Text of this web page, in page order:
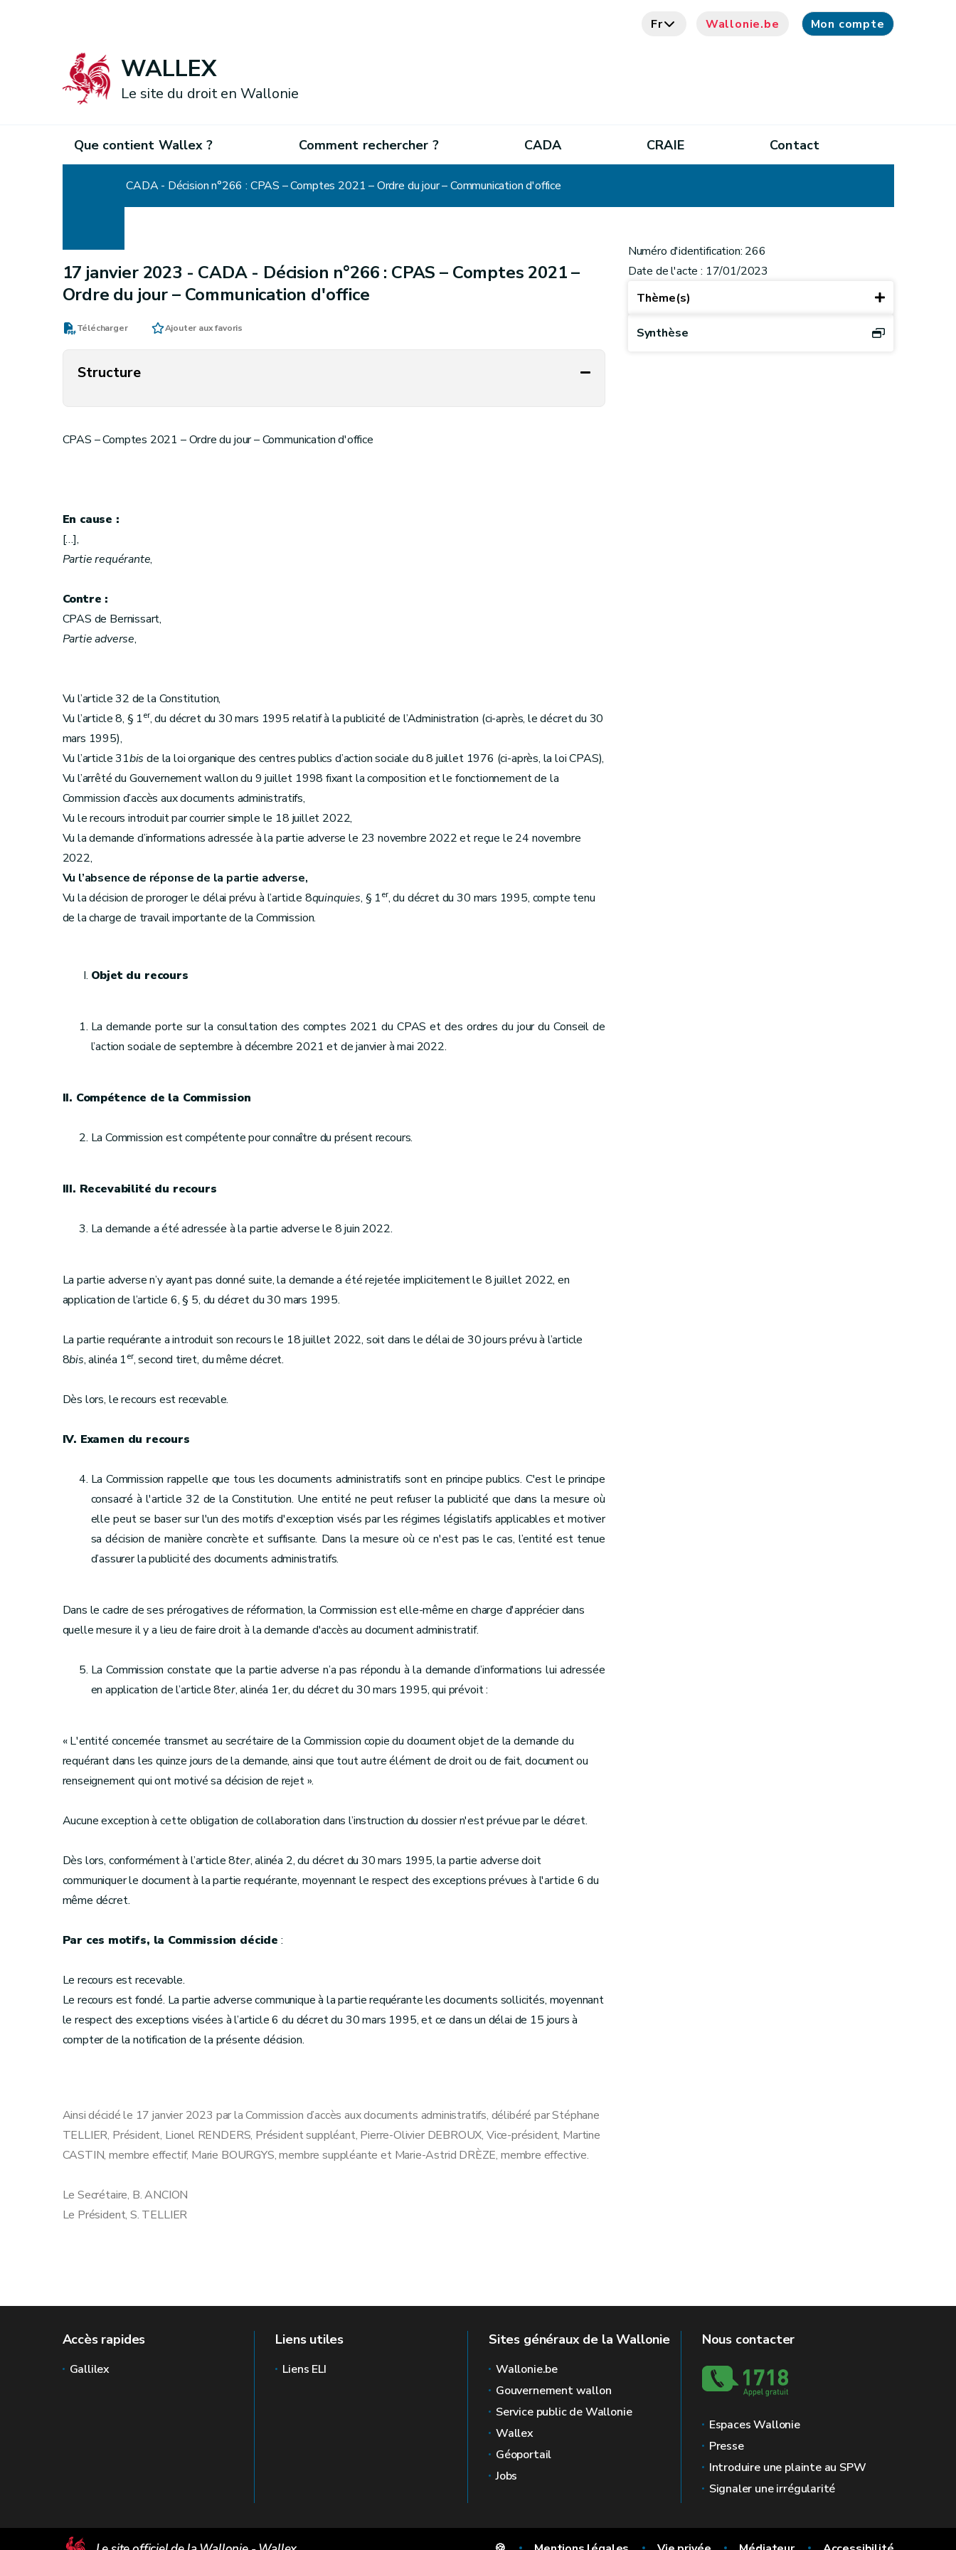
Fr Wallonie.be Mon compte
WALLEX
Le site du droit en Wallonie
Que contient Wallex ? Comment rechercher ? CADA CRAIE Contact
CADA - Décision n°266 : CPAS – Comptes 2021 – Ordre du jour – Communication d'office
17 janvier 2023 - CADA - Décision n°266 : CPAS – Comptes 2021 –
Ordre du jour – Communication d'office
Télécharger Ajouter aux favoris
Structure
CPAS – Comptes 2021 – Ordre du jour – Communication d'office
En cause :
[…],
Partie requérante,
Contre :
CPAS de Bernissart,
Partie adverse,
Vu l’article 32 de la Constitution,
Vu l’article 8, § 1er, du décret du 30 mars 1995 relatif à la publicité de l’Administration (ci-après, le décret du 30
mars 1995),
Vu l’article 31bis de la loi organique des centres publics d’action sociale du 8 juillet 1976 (ci-après, la loi CPAS),
Vu l’arrêté du Gouvernement wallon du 9 juillet 1998 fixant la composition et le fonctionnement de la
Commission d’accès aux documents administratifs,
Vu le recours introduit par courrier simple le 18 juillet 2022,
Vu la demande d’informations adressée à la partie adverse le 23 novembre 2022 et reçue le 24 novembre
2022,
Vu l’absence de réponse de la partie adverse,
Vu la décision de proroger le délai prévu à l’article 8quinquies, § 1er, du décret du 30 mars 1995, compte tenu
de la charge de travail importante de la Commission.
Objet du recours
La demande porte sur la consultation des comptes 2021 du CPAS et des ordres du jour du Conseil de
l’action sociale de septembre à décembre 2021 et de janvier à mai 2022.
II. Compétence de la Commission
La Commission est compétente pour connaître du présent recours.
III. Recevabilité du recours
La demande a été adressée à la partie adverse le 8 juin 2022.
La partie adverse n’y ayant pas donné suite, la demande a été rejetée implicitement le 8 juillet 2022, en
application de l’article 6, § 5, du décret du 30 mars 1995.
La partie requérante a introduit son recours le 18 juillet 2022, soit dans le délai de 30 jours prévu à l’article
8bis, alinéa 1er, second tiret, du même décret.
Dès lors, le recours est recevable.
IV. Examen du recours
La Commission rappelle que tous les documents administratifs sont en principe publics. C'est le principe
consacré à l'article 32 de la Constitution. Une entité ne peut refuser la publicité que dans la mesure où
elle peut se baser sur l'un des motifs d'exception visés par les régimes législatifs applicables et motiver
sa décision de manière concrète et suffisante. Dans la mesure où ce n'est pas le cas, l’entité est tenue
d’assurer la publicité des documents administratifs.
Dans le cadre de ses prérogatives de réformation, la Commission est elle-même en charge d'apprécier dans
quelle mesure il y a lieu de faire droit à la demande d'accès au document administratif.
La Commission constate que la partie adverse n’a pas répondu à la demande d’informations lui adressée
en application de l’article 8ter, alinéa 1er, du décret du 30 mars 1995, qui prévoit :
« L'entité concernée transmet au secrétaire de la Commission copie du document objet de la demande du
requérant dans les quinze jours de la demande, ainsi que tout autre élément de droit ou de fait, document ou
renseignement qui ont motivé sa décision de rejet ».
Aucune exception à cette obligation de collaboration dans l’instruction du dossier n'est prévue par le décret.
Dès lors, conformément à l’article 8ter, alinéa 2, du décret du 30 mars 1995, la partie adverse doit
communiquer le document à la partie requérante, moyennant le respect des exceptions prévues à l'article 6 du
même décret.
Par ces motifs, la Commission décide :
Le recours est recevable.
Le recours est fondé. La partie adverse communique à la partie requérante les documents sollicités, moyennant
le respect des exceptions visées à l’article 6 du décret du 30 mars 1995, et ce dans un délai de 15 jours à
compter de la notification de la présente décision.
Ainsi décidé le 17 janvier 2023 par la Commission d’accès aux documents administratifs, délibéré par Stéphane
TELLIER, Président, Lionel RENDERS, Président suppléant, Pierre-Olivier DEBROUX, Vice-président, Martine
CASTIN, membre effectif, Marie BOURGYS, membre suppléante et Marie-Astrid DRÈZE, membre effective.
Le Secrétaire, B. ANCION
Le Président, S. TELLIER
Numéro d'identification: 266
Date de l'acte : 17/01/2023
Thème(s)
Synthèse
Accès rapides
Gallilex
Liens utiles
Liens ELI
Sites généraux de la Wallonie
Wallonie.be
Gouvernement wallon
Service public de Wallonie
Wallex
Géoportail
Jobs
Nous contacter
Espaces Wallonie
Presse
Introduire une plainte au SPW
Signaler une irrégularité